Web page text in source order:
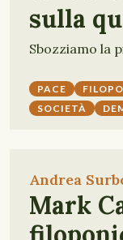
sulla
Sbozziamo la
PACE
SOCIETÀ
Andrea
Mark